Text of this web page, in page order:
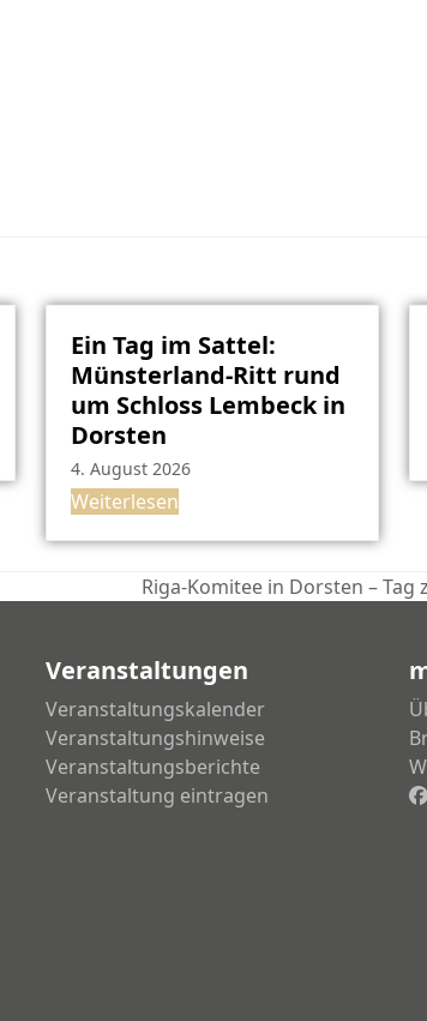
Ein Tag im Sattel:
Münsterland-Ritt rund
um Schloss Lembeck in
Dorsten
4. August 2026
Weiterlesen
Nächster
Riga-Komitee in Dorsten –
Veranstaltungen
Veranstaltungskalender
Veranstaltungshinweise
Veranstaltungsberichte
Veranstaltung eintragen